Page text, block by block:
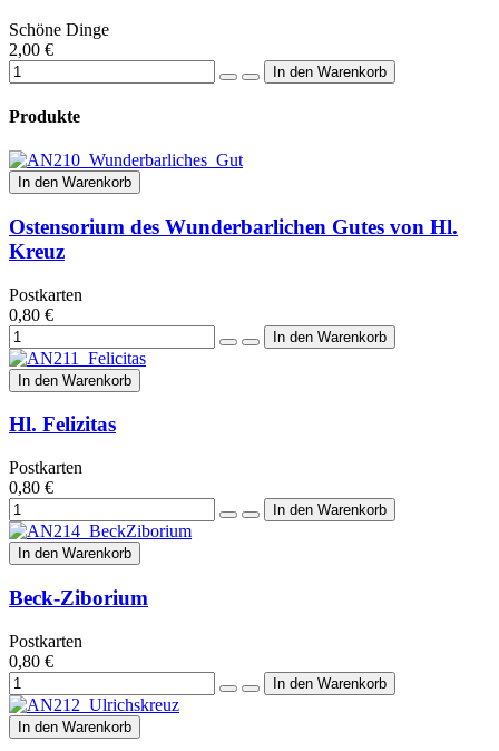
Schöne Dinge
2,00 €
Produkte
In den Warenkorb
Ostensorium des Wunderbarlichen Gutes von Hl.
Kreuz
Postkarten
0,80 €
In den Warenkorb
Hl. Felizitas
Postkarten
0,80 €
In den Warenkorb
Beck-Ziborium
Postkarten
0,80 €
In den Warenkorb